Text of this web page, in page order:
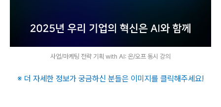
사업/마케팅 전략 기획 with AI: 온/오프 동시 강의
※ 더 자세한 정보가 궁금하신 분들은 이미지를 클릭해주세요!